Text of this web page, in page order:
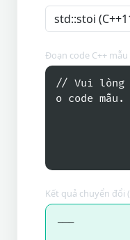
Đoạn code C++ mẫu
// Vui lòng
o code mẫu.
Kết quả chuyển đổi
---